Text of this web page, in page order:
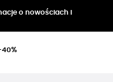
o nowościach i